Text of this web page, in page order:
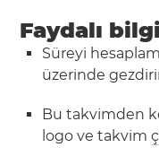
Faydalı
Süreyi
üzerinde
Bu takvimden
logo ve takvim